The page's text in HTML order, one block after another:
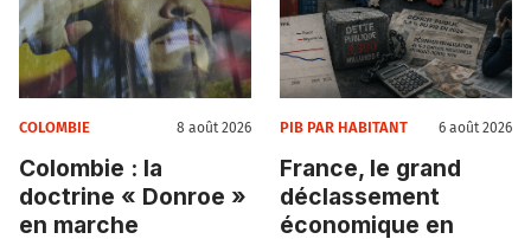
COLOMBIE 8 août 2026
Colombie : la
doctrine « Donroe »
en marche
PIB PAR HABITANT 6 août 2026
France, le grand
déclassement
économique en